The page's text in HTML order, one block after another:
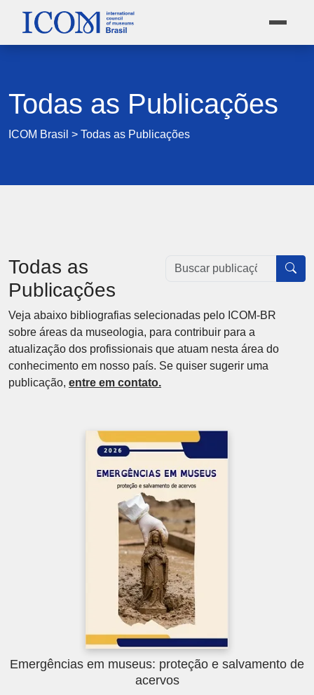
Todas as Publicações
ICOM Brasil > Todas as Publicações
Todas as
Publicações
Veja abaixo bibliografias selecionadas pelo ICOM-BR
sobre áreas da museologia, para contribuir para a
atualização dos profissionais que atuam nesta área do
conhecimento em nosso país. Se quiser sugerir uma
publicação, entre em contato.
Emergências em museus: proteção e salvamento de
acervos